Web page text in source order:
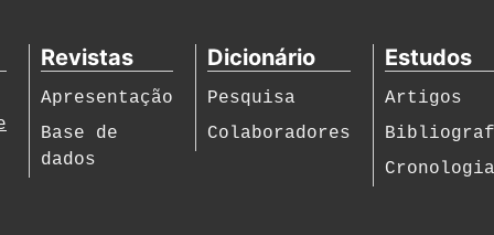
Revistas
Apresentação
Base de
dados
Dicionário
Pesquisa
Colaboradores
Estudos
Artigos